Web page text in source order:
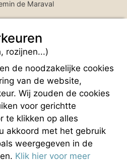
de Maraval
5.1876931190490723
90 65 60 18
nieuwsbrief
aanvraag
naturistisch leven
bepalingen
Huurvoorwaarden
Contact
rozijnen...)
de noodzakelijke cookies
van de website,
Wij zouden de cookies
voor gerichtte
te klikken op alles
akkoord met het gebruik
weergegeven in de
Klik hier voor meer